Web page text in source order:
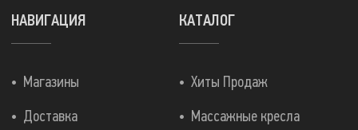
КАТАЛОГ
Хиты Продаж
Массажные кресла
НАВИГАЦИЯ
Магазины
Доставка